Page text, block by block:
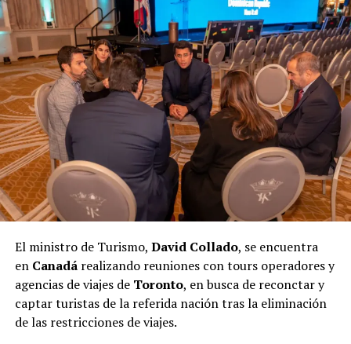
El ministro de Turismo, David Collado, se encuentra
en Canadárealizando reuniones con tours operadores y
agencias de viajes de Toronto, en busca de reconctar y
captar turistas de la referida nación tras la eliminación
de las restricciones de viajes.